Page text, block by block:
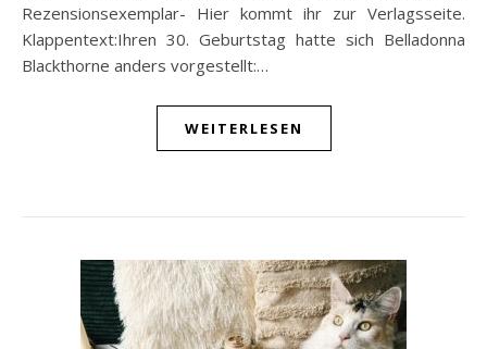
Rezensionsexemplar- Hier kommt ihr zur Verlagsseite.
Klappentext:Ihren 30. Geburtstag hatte sich Belladonna
Blackthorne anders vorgestellt:…
WEITERLESEN